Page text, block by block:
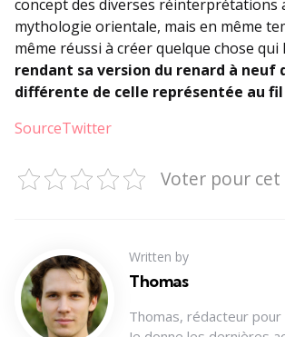
concept des diverses réinterprétations
mythologie orientale, mais en même
même réussi à créer quelque chose
rendant sa version du renard à neuf
différente de celle représentée au fil
SourceTwitter
Voter pour
Written by
Thomas
Thomas, rédacteur pour